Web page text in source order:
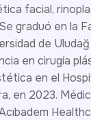
facial,
graduó en la
de
en cirugía
en el
en 2023.